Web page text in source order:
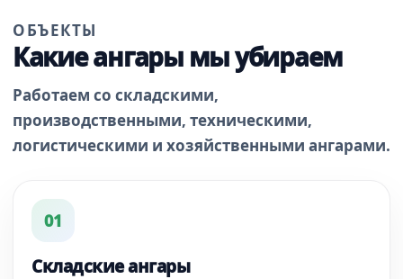
ОБЪЕКТЫ
Какие ангары мы убираем
Работаем со складскими,
производственными, техническими,
логистическими и хозяйственными ангарами.
01
Складские ангары